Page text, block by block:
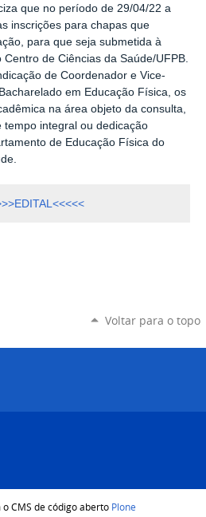
que no período de 29/04/22 a
inscrições para chapas que
para que seja submetida à
de Ciências da Saúde/UFPB.
de Coordenador e Vice-
em Educação Física, os
na área objeto da consulta,
tempo integral ou dedicação
de Educação Física do
Voltar para o topo
CMS de código aberto Plone